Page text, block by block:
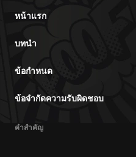
หน้าแรก
บทนำ
ข้อกำหนด
ข้อจำกัดความรับผิดชอบ
คำสำคัญ